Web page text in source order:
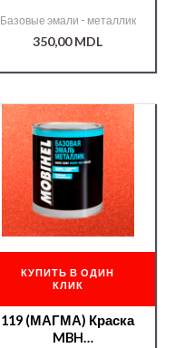
Базовые эмали - металлик
350,00MDL
КУПИТЬ В ОДИН
КЛИК
119 (МАГМА) Краска
MBH